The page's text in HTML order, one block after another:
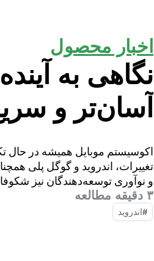
اخبار محصول
نگاهی به
آسان‌تر و
اکوسیستم موبایل همیشه در حال
تغییرات، اندروید و گوگل پلی
و نوآوری توسعه‌دهندگان نیز
۳ دقیقه مطالعه
#اندروید